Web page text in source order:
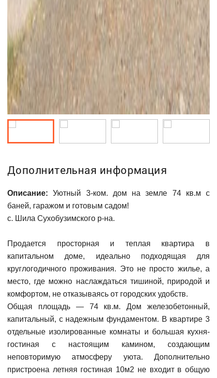
Дополнительная информация
Описание: Уютный 3-ком. дом на земле 74 кв.м с
баней, гаражом и готовым садом!
с. Шила Сухобузимского р-на.
Продается просторная и теплая квартира в
капитальном доме, идеально подходящая для
круглогодичного проживания. Это не просто жилье, а
место, где можно наслаждаться тишиной, природой и
комфортом, не отказываясь от городских удобств.
Общая площадь — 74 кв.м. Дом железобетонный,
капитальный, с надежным фундаментом. В квартире 3
отдельные изолированные комнаты и большая кухня-
гостиная с настоящим камином, создающим
неповторимую атмосферу уюта. Дополнительно
пристроена летняя гостиная 10м2 не входит в общую